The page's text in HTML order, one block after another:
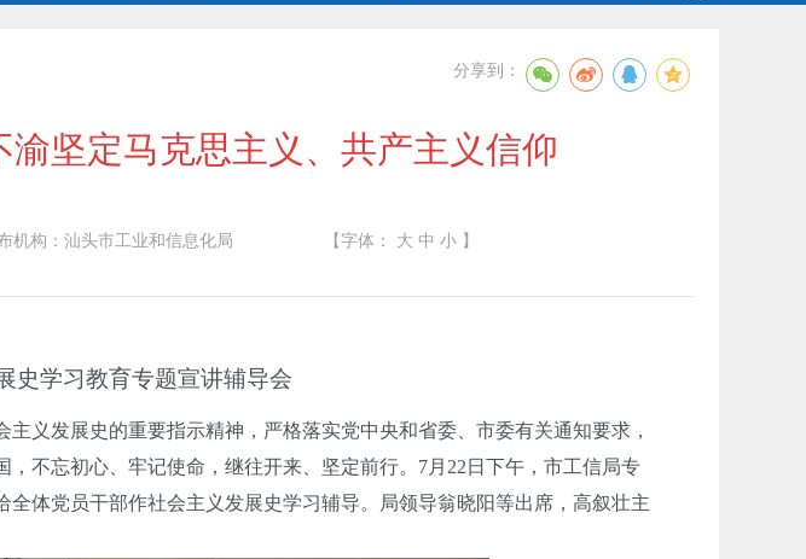
分享到：
坚定马克思主义、共产主义信仰
机构：汕头市工业和信息化局 【字体： 大 中 小 】
学习教育专题宣讲辅导会
发展史的重要指示精神，严格落实党中央和省委、市委有关通知要求，
不忘初心、牢记使命，继往开来、坚定前行。7月22日下午，市工信局专
体党员干部作社会主义发展史学习辅导。局领导翁晓阳等出席，高叙壮主